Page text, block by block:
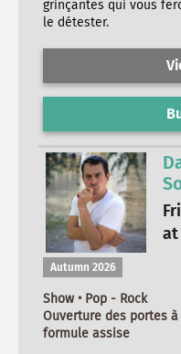
grinçantes qui vous
le détester.
at
Autumn 2026
Show • Pop - Rock
Ouverture des portes à
formule assise